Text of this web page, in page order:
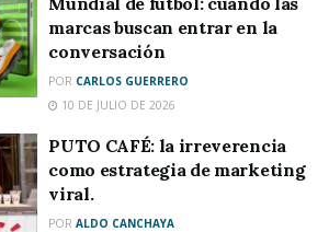
marcas buscan entrar en la
conversación
POR CARLOS GUERRERO
10 DE JULIO DE 2026
PUTO CAFÉ: la irreverencia
como estrategia de marketing
viral.
POR ALDO CANCHAYA